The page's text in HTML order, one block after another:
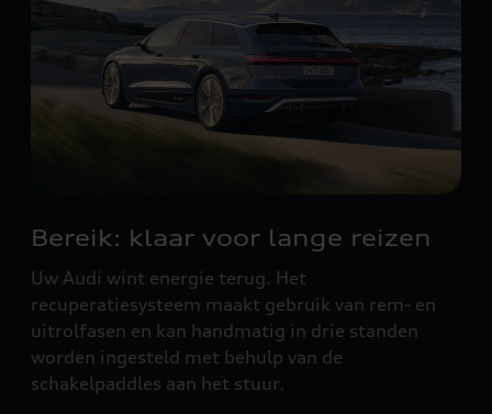
Bereik: klaar voor lange reizen
Uw Audi wint energie terug. Het
recuperatiesysteem maakt gebruik van rem- en
uitrolfasen en kan handmatig in drie standen
worden ingesteld met behulp van de
schakelpaddles aan het stuur.